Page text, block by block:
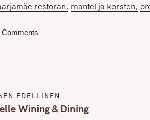
restoran mantel ja korsten
EDELLINEN
Wining & Dining